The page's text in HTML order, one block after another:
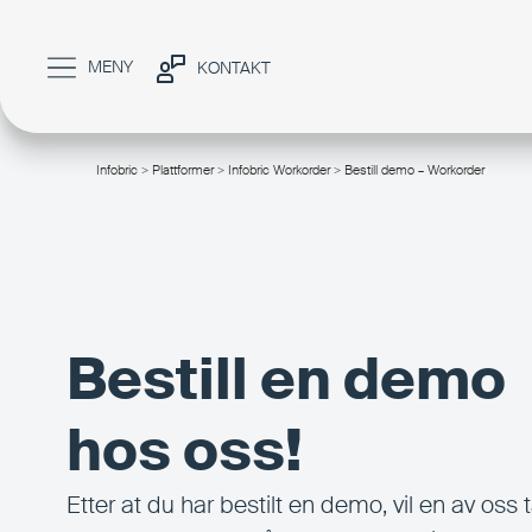
MENY KONTAKT
Infobric> Plattformer> Infobric Workorder> Bestill demo – Workorder/
Bestill en demo
hos oss!
Etter at du har bestilt en demo, vil en av oss